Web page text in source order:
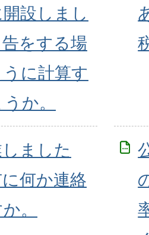
設しまし
をする場
に計算す
か。
ました
何か連絡
。